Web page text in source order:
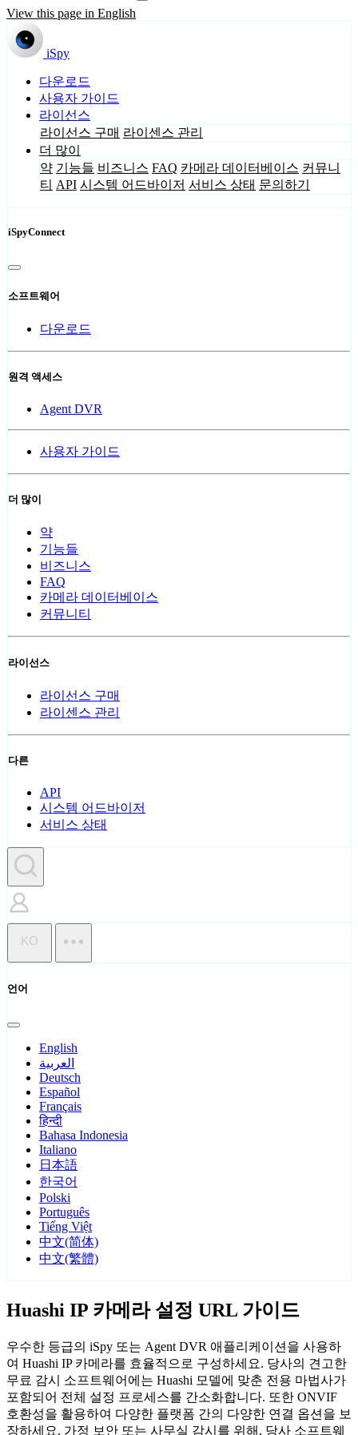
View this page in English
iSpy
다운로드
사용자 가이드
라이선스
라이선스 구매 라이센스 관리
더 많이
약 기능들 비즈니스 FAQ 카메라 데이터베이스 커뮤니
티 API 시스템 어드바이저 서비스 상태 문의하기
iSpyConnect
소프트웨어
다운로드
원격 액세스
Agent DVR
사용자 가이드
더 많이
약
기능들
비즈니스
FAQ
카메라 데이터베이스
커뮤니티
라이선스
라이선스 구매
라이센스 관리
다른
API
시스템 어드바이저
서비스 상태
KO
언어
English
العربية
Deutsch
Español
Français
हिन्दी
Bahasa Indonesia
Italiano
日本語
한국어
Polski
Português
Tiếng Việt
中文(简体)
中文(繁體)
Huashi IP 카메라 설정 URL 가이드
우수한 등급의 iSpy 또는 Agent DVR 애플리케이션을 사용하
여 Huashi IP 카메라를 효율적으로 구성하세요. 당사의 견고한
무료 감시 소프트웨어에는 Huashi 모델에 맞춘 전용 마법사가
포함되어 전체 설정 프로세스를 간소화합니다. 또한 ONVIF
호환성을 활용하여 다양한 플랫폼 간의 다양한 연결 옵션을 보
장하세요. 가정 보안 또는 사무실 감시를 위해, 당사 소프트웨